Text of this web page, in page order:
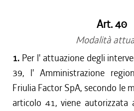
Art. 40
Modalità
1. Per l' attuazione degli
39, l' Amministrazione
Friulia Factor SpA, secondo le
articolo 41, viene autorizzata